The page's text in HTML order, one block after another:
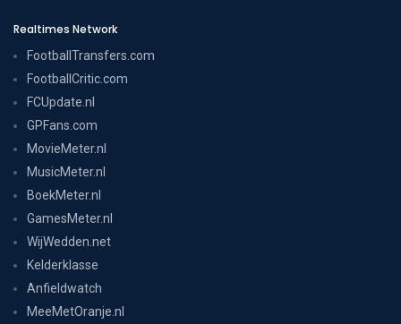
Realtimes Network
FootballTransfers.com
FootballCritic.com
FCUpdate.nl
GPFans.com
MovieMeter.nl
MusicMeter.nl
BoekMeter.nl
GamesMeter.nl
WijWedden.net
Kelderklasse
Anfieldwatch
MeeMetOranje.nl